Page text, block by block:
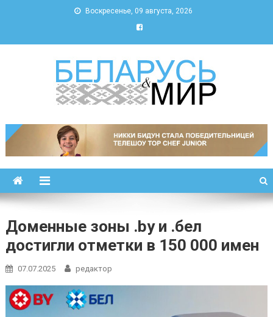
Воскресенье, 09 августа, 2026
Беларусь и мир
Доменные зоны .by и .бел
достигли отметки в 150 000 имен
07.07.2025 редактор